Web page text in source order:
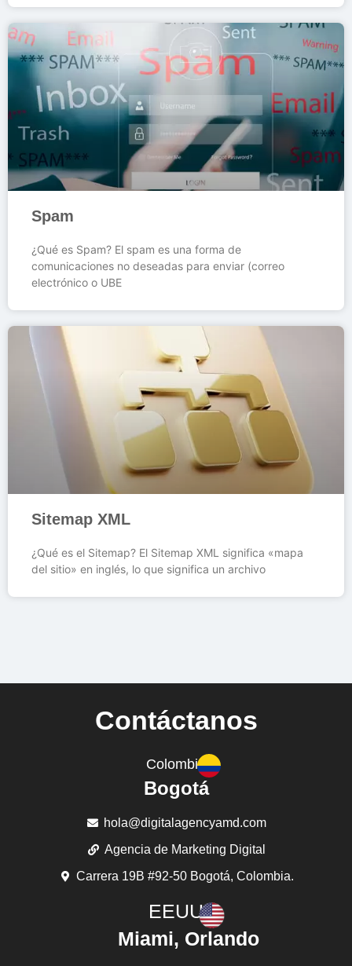
Spam
¿Qué es Spam? El spam es una forma de
comunicaciones no deseadas para enviar (correo
electrónico o UBE
Sitemap XML
¿Qué es el Sitemap? El Sitemap XML significa «mapa
del sitio» en inglés, lo que significa un archivo
Contáctanos
Colombia
Bogotá
hola@digitalagencyamd.com
Agencia de Marketing Digital
Carrera 19B #92-50 Bogotá, Colombia.
EEUU
Miami, Orlando